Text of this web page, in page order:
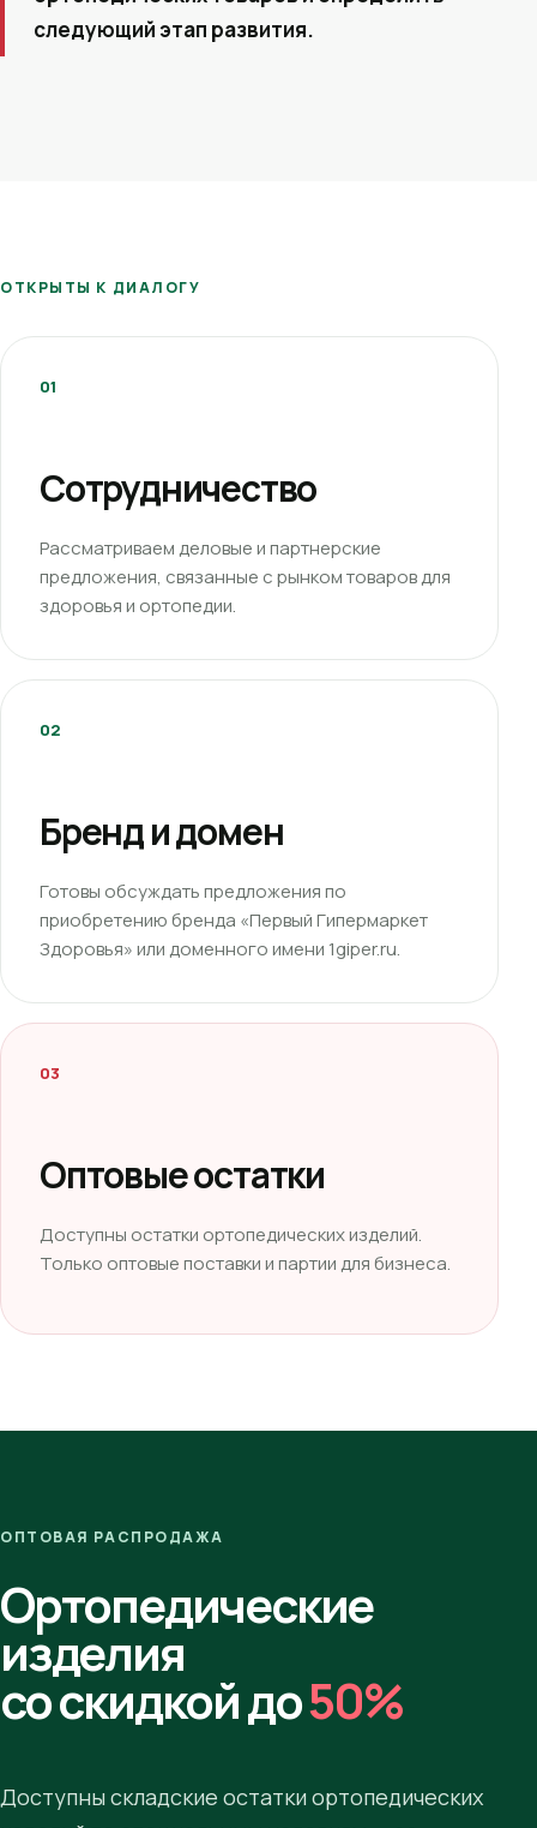
следующий этап развития.
ОТКРЫТЫ К ДИАЛОГУ
01
Сотрудничество
Рассматриваем деловые и партнерские
предложения, связанные с рынком товаров для
здоровья и ортопедии.
02
Бренд и домен
Готовы обсуждать предложения по
приобретению бренда «Первый Гипермаркет
Здоровья» или доменного имени 1giper.ru.
03
Оптовые остатки
Доступны остатки ортопедических изделий.
Только оптовые поставки и партии для бизнеса.
ОПТОВАЯ РАСПРОДАЖА
Ортопедические
изделия
со скидкой до50%
Доступны складские остатки ортопедических